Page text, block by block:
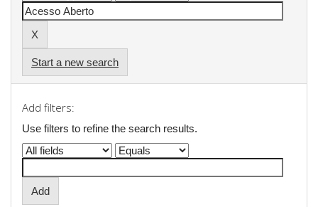
Start a new search
Add filters:
Use filters to refine the search results.